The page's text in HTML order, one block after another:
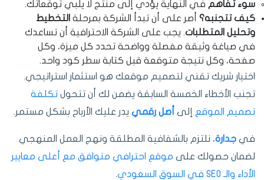
سوء تفاهم في النهاية يؤدي إلى منتج لا يلبي توقعاتك.
كيف تتجنبه؟ أصر على أن تبدأ الشركة بمرحلة التخطيط
وتحليل المتطلبات. يجب على الشركة الاحترافية أن تساعدك
في صياغة وثيقة مفصلة وواضحة تحدد كل ميزة، وكل
صفحة، وكل نتيجة متوقعة قبل كتابة سطر كود واحد.
اختيار شريك تقني لتصميم موقعك هو استثمار استراتيجي.
تجنب الأخطاء الخمسة السابقة يضمن لك أن تتحول تكلفة
تصميم الموقع
إلى أصل رقمي يدر عليك الأرباح بشكل مستمر.
في جدارة، نلتزم بالشفافية المطلقة ونهج العمل المنهجي
لضمان حصولك على موقع احترافي متوافق مع أعلى معايير
الأداء والـ SEO في السوق السعودي
.